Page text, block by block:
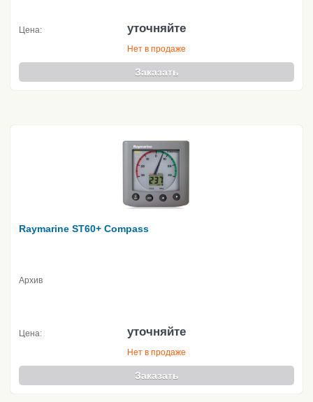
Цена: уточняйте
Нет в продаже
Заказать
Raymarine ST60+ Compass
Архив
Цена: уточняйте
Нет в продаже
Заказать